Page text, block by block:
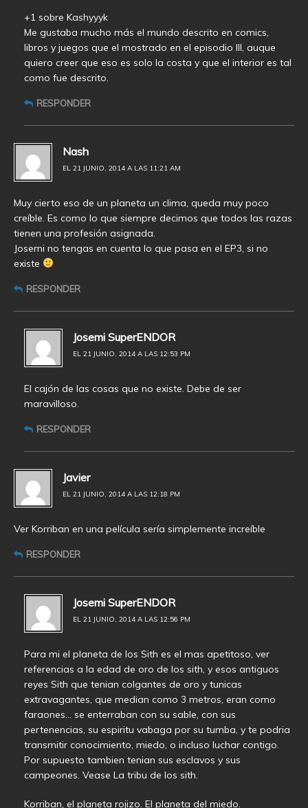
+1 sobre Kashyyyk
Me gustaba mucho más el mundo descrito en comics,
libros y juegos que el mostrado en el episodio III, auque
quiero creer que eso es solo la costa y que el interior es tal
como fue descrito.
RESPONDER
Nash
EL 21 JUNIO, 2014 A LAS 11:21 AM
Muy cierto eso de un planeta un clima, queda muy poco
creíble. Es como lo que siempre decimos que todos las razas
tienen una profesión asignada.
Josemi no tengas en cuenta lo que pasa en el EP3, si no
existe
RESPONDER
Josemi SuperENDOR
EL 21 JUNIO, 2014 A LAS 12:53 PM
El cajón de las cosas que no existe. Debe de ser
maravilloso.
RESPONDER
Javier
EL 21 JUNIO, 2014 A LAS 12:18 PM
Ver Korriban en una película sería simplemente increíble
RESPONDER
Josemi SuperENDOR
EL 21 JUNIO, 2014 A LAS 12:56 PM
Para mi el planeta de los Sith es el mas apetitoso, ver
referencias a la edad de oro de los sith, y esos antiguos
reyes Sith que tenian colgantes de oro y tunicas
extravagantes, que median como 3 metros, eran como
faraones… se enterraban con su sable, con sus
pertenencias, su espiritu vabaga por su tumba, y te podria
transmitir conocimiento, miedo, o incluso luchar contigo.
Por supuesto tambien tenian sus esclavos y sus
campeones. Vease La tribu de los sith.
Korriban, el planeta rojizo. El planeta del miedo.